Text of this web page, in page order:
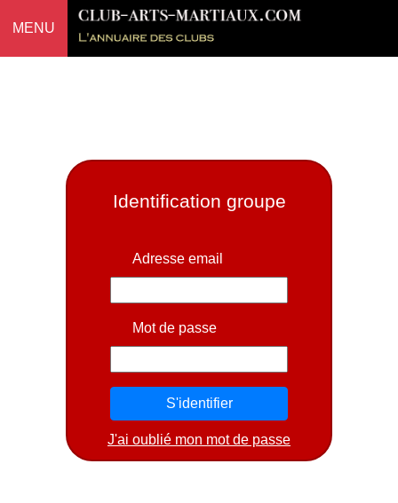
MENU
Identification groupe
Adresse email
Mot de passe
J'ai oublié mon mot de passe